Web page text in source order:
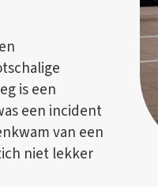
is een
een incident
van een
niet lekker